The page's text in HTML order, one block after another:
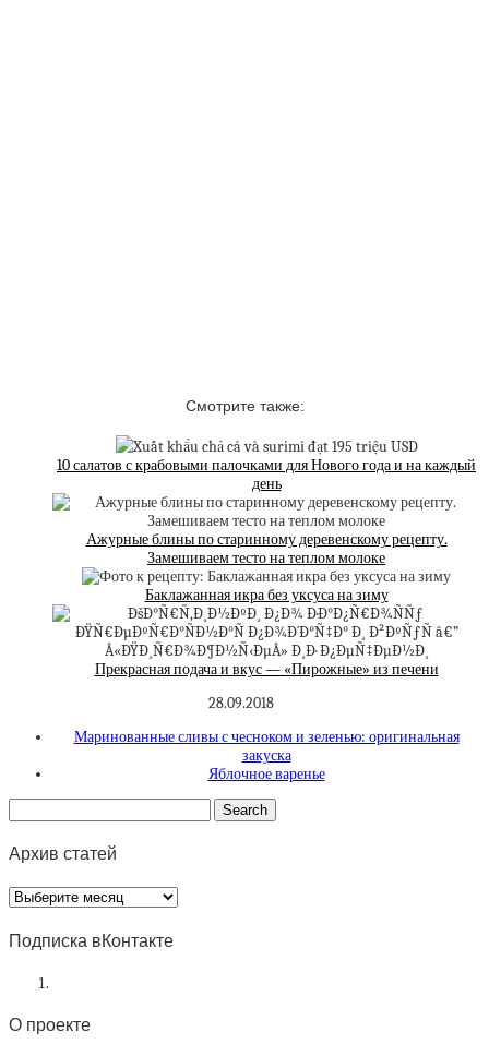
Смотрите также:
10 салатов с крабовыми палочками для Нового года и на каждый
день
Ажурные блины по старинному деревенскому рецепту.
Замешиваем тесто на теплом молоке
Баклажанная икра без уксуса на зиму
Прекрасная подача и вкус — «Пирожные» из печени
28.09.2018
Маринованные сливы с чесноком и зеленью: оригинальная
закуска
Яблочное варенье
Архив статей
Архив
статей
Подписка вКонтакте
О проекте